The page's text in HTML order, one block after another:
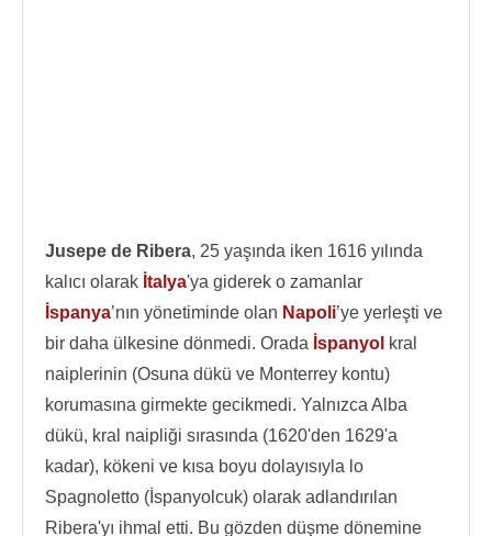
Jusepe de Ribera, 25 yaşında iken 1616 yılında
kalıcı olarak İtalya'ya giderek o zamanlar
İspanya’nın yönetiminde olan Napoli’ye yerleşti ve
bir daha ülkesine dönmedi. Orada İspanyol kral
naiplerinin (Osuna dükü ve Monterrey kontu)
korumasına girmekte gecikmedi. Yalnızca Alba
dükü, kral naipliği sırasında (1620'den 1629'a
kadar), kökeni ve kısa boyu dolayısıyla lo
Spagnoletto (İspanyolcuk) olarak adlandırılan
Ribera'yı ihmal etti. Bu gözden düşme dönemine